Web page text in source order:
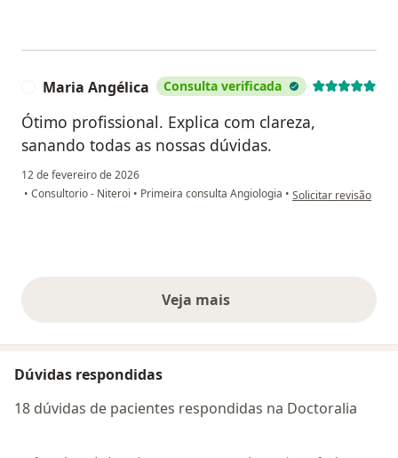
Maria Angélica Consulta verificada
Ótimo profissional. Explica com clareza,
sanando todas as nossas dúvidas.
12 de fevereiro de 2026
• Consultorio - Niteroi • Primeira consulta Angiologia • na opinião do
Solicitar revisão
Veja maisopiniões acima
Dúvidas respondidas
18 dúvidas de pacientes respondidas na Doctoralia